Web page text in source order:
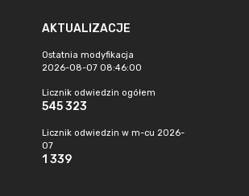
AKTUALIZACJE
Ostatnia modyfikacja
2026-08-07 08:46:00
Licznik odwiedzin ogółem
545 323
Licznik odwiedzin w m-cu 2026-
07
1 339